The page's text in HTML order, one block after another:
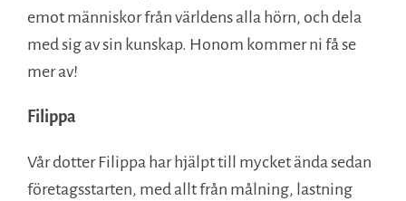
emot människor från världens alla hörn, och dela
med sig av sin kunskap. Honom kommer ni få se
mer av!
Filippa
Vår dotter Filippa har hjälpt till mycket ända sedan
företagsstarten, med allt från målning, lastning